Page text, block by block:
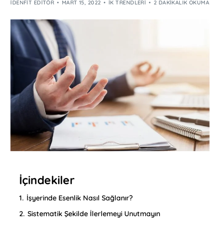
IDENFIT EDITÖR MART 15, 2022 İK TRENDLERI 2 DAKIKALIK OKUMA
İçindekiler
1. İşyerinde Esenlik Nasıl Sağlanır?
2. Sistematik Şekilde İlerlemeyi Unutmayın